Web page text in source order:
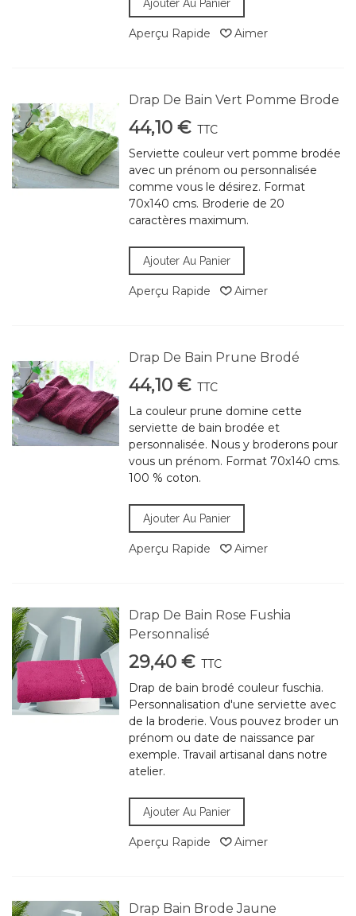
Ajouter Au Panier
Aperçu Rapide Aimer
Drap De Bain Vert Pomme Brode
44,10 € TTC
Serviette couleur vert pomme brodée
avec un prénom ou personnalisée
comme vous le désirez. Format
70x140 cms. Broderie de 20
caractères maximum.
Ajouter Au Panier
Aperçu Rapide Aimer
Drap De Bain Prune Brodé
44,10 € TTC
La couleur prune domine cette
serviette de bain brodée et
personnalisée. Nous y broderons pour
vous un prénom. Format 70x140 cms.
100 % coton.
Ajouter Au Panier
Aperçu Rapide Aimer
Drap De Bain Rose Fushia
Personnalisé
29,40 € TTC
Drap de bain brodé couleur fuschia.
Personnalisation d'une serviette avec
de la broderie. Vous pouvez broder un
prénom ou date de naissance par
exemple. Travail artisanal dans notre
atelier.
Ajouter Au Panier
Aperçu Rapide Aimer
Drap Bain Brode Jaune